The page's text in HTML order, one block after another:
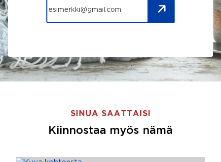
SINUA SAATTAISI
Kiinnostaa myös nämä